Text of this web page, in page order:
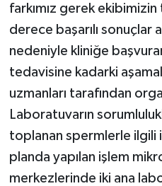
farkımız gerek
derece başarılı sonuçlar
nedeniyle kliniğe
tedavisine kadarki
uzmanları tarafından
Laboratuvarın
toplanan spermlerle ilgili
planda yapılan işlem
merkezlerinde iki ana